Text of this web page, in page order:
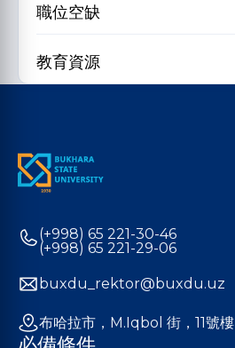
職位空缺
教育資源
(+998) 65 221-30-46
(+998) 65 221-29-06
buxdu_rektor@buxdu.uz
布哈拉市，M.Iqbol 街，11號樓